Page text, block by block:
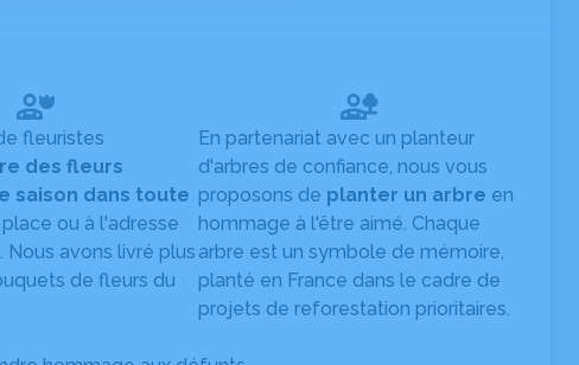
fleuristes
des fleurs
saison dans toute
place ou à l'adresse
Nous avons livré plus
de fleurs du
En partenariat avec un planteur
d'arbres de confiance, nous vous
proposons de planter un arbre en
hommage à l'être aimé. Chaque
arbre est un symbole de mémoire,
planté en France dans le cadre de
projets de reforestation prioritaires.